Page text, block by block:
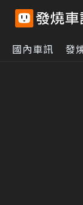
國內車訊 發